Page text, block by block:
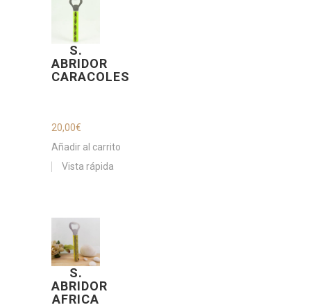
S.
ABRIDOR
CARACOLES
20,00€
Añadir al carrito
Vista rápida
S.
ABRIDOR
AFRICA